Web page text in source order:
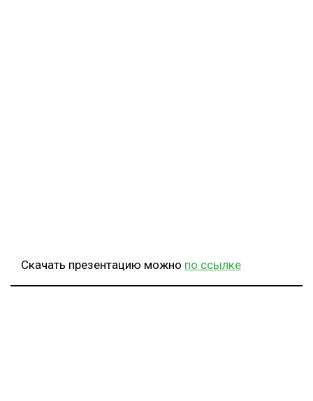
Скачать презентацию можно по ссылке